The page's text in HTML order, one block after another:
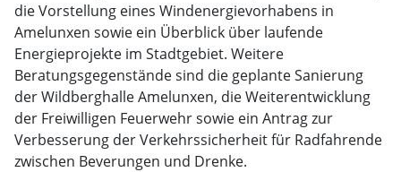
die Vorstellung eines Windenergievorhabens in
Amelunxen sowie ein Überblick über laufende
Energieprojekte im Stadtgebiet. Weitere
Beratungsgegenstände sind die geplante Sanierung
der Wildberghalle Amelunxen, die Weiterentwicklung
der Freiwilligen Feuerwehr sowie ein Antrag zur
Verbesserung der Verkehrssicherheit für Radfahrende
zwischen Beverungen und Drenke.